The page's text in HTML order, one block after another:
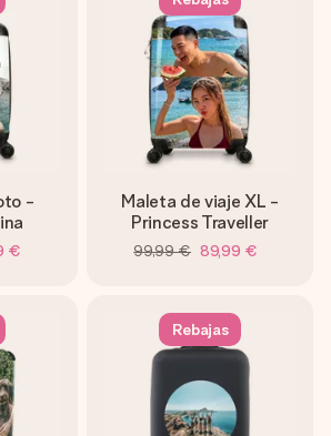
al corazón. Sin complicaciones, solo
momento.
-
€
Maleta de viaje XL -
Princess Traveller
99,99 € 89,99 €
Rebajas